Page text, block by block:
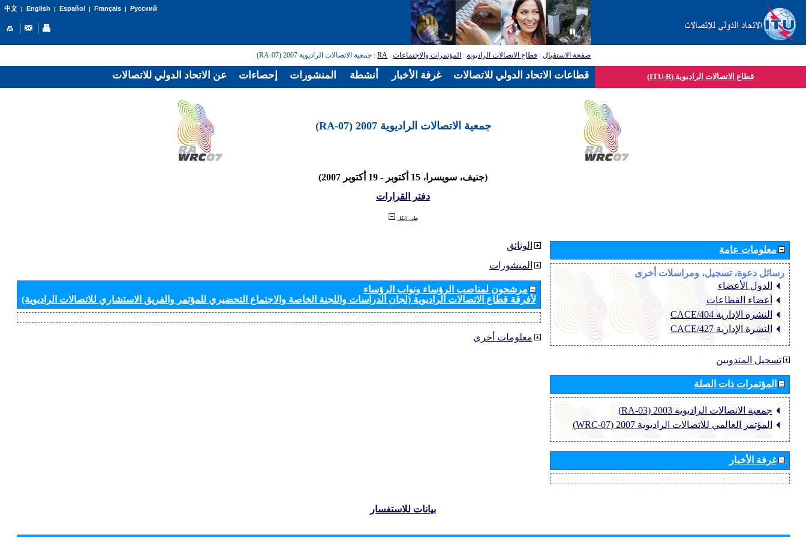
中文| English | Español | Français| Русский
صفحة الاستقبال: قطاع الاتصالات الراديوية: المؤتمرات والاجتماعات:
RA: جمعية الاتصالات الراديوية 2007 (RA-07)
قطاع الاتصالات الراديوية (ITU-R)
جمعية الاتصالات الراديوية 2007 (RA-07)
(جنيف، سويسرا، 15 أكتوبر - 19 أكتوبر 2007)
دفتر القرارات
طي الكل
الوثائق
المنشورات
مرشحون لمناصب الرؤساء ونواب الرؤساء
لأفرقة قطاع الاتصالات الراديوية (لجان الدراسات واللجنة الخاصة والاجتماع التحضيري للمؤتمر والفريق الاستشاري للاتصالات الراديوية)
معلومات أخرى
معلومات عامة
رسائل دعوة، تسجيل، ومراسلات أخرى
الدول الأعضاء
أعضاء القطاعات
النشرة الإدارية CACE/404
النشرة الإدارية CACE/427
تسجيل المندوبين
المؤتمرات ذات الصلة
جمعية الاتصالات الراديوية 2003 (RA-03)
المؤتمر العالمي للاتصالات الراديوية 2007 (WRC-07)
غرفة الأخبار
بيانات للاستفسار
عن الاتحاد الدولي للاتصالات إحصاءات المنشورات أنشطة غرفة الأخبار قطاعات الاتحاد الدولي للاتصالات